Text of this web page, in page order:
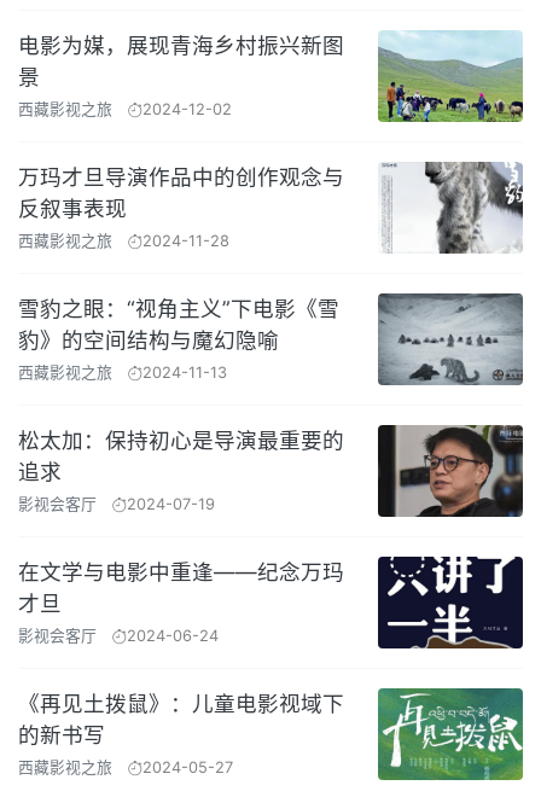
电影为媒，展现青海乡村振兴新图
景
西藏影视之旅 2024-12-02
万玛才旦导演作品中的创作观念与
反叙事表现
西藏影视之旅 2024-11-28
雪豹之眼：“视角主义”下电影《雪
豹》的空间结构与魔幻隐喻
西藏影视之旅 2024-11-13
松太加：保持初心是导演最重要的
追求
影视会客厅 2024-07-19
在文学与电影中重逢——纪念万玛
才旦
影视会客厅 2024-06-24
《再见土拨鼠》：儿童电影视域下
的新书写
西藏影视之旅 2024-05-27